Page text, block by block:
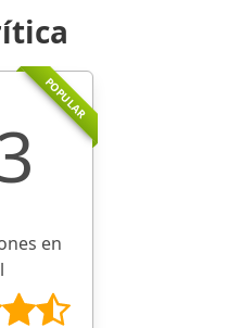
POPULAR
en